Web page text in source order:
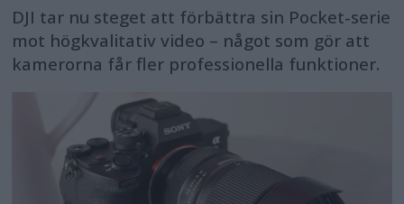
DJI tar nu steget att förbättra sin Pocket-serie
mot högkvalitativ video – något som gör att
kamerorna får fler professionella funktioner.